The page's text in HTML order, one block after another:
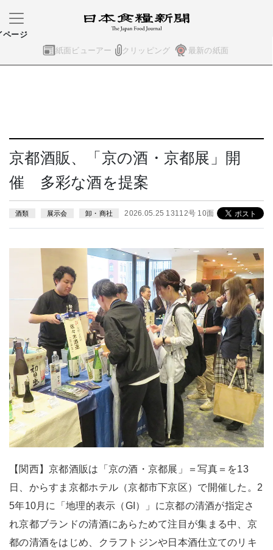
紙面ビューアー クリッピング 最新の紙面
ページ
京都酒販、「京の酒・京都展」開
催 多彩な酒を提案
酒類 展示会 卸・商社 2026.05.25 13112号 10面
【関西】京都酒販は「京の酒・京都展」＝写真＝を13
日、からすま京都ホテル（京都市下京区）で開催した。2
5年10月に「地理的表示（GI）」に京都の清酒が指定さ
れ京都ブランドの清酒にあらためて注目が集まる中、京
都の清酒をはじめ、クラフトジンや日本酒仕立てのリキ